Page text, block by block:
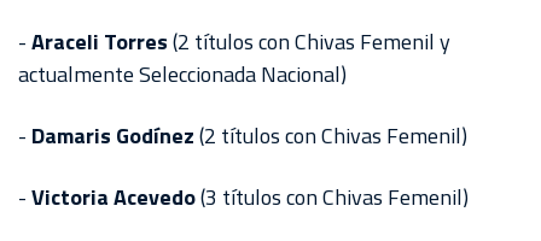
-Araceli Torres(2 títulos con Chivas Femenil y
actualmente Seleccionada Nacional)
- Damaris Godínez(2 títulos con Chivas Femenil)
-Victoria Acevedo(3 títulos con Chivas Femenil)